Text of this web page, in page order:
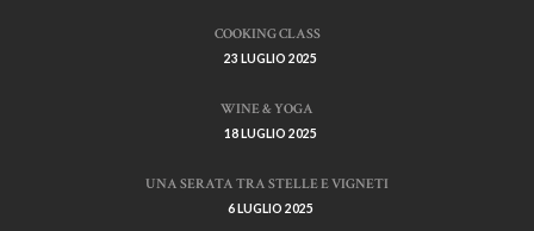
COOKING CLASS
23 LUGLIO 2025
WINE & YOGA
18 LUGLIO 2025
UNA SERATA TRA STELLE E VIGNETI
6 LUGLIO 2025